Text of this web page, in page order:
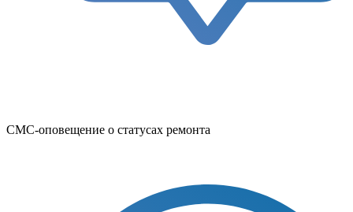
СМС-оповещение о статусах ремонта